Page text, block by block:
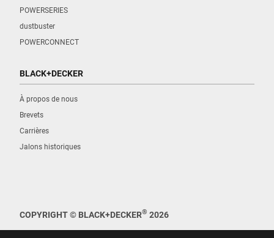
POWERSERIES
dustbuster
POWERCONNECT
BLACK+DECKER
À propos de nous
Brevets
Carrières
Jalons historiques
COPYRIGHT © BLACK+DECKER® 2026